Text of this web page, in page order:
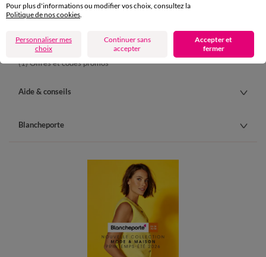
Retours gratuits en Point Relais®
Carte 4 Etoiles
(1) Offres et codes promos
Aide & conseils
Blancheporte
Pour plus d'informations ou modifier vos choix, consultez la
Politique de nos cookies
Personnaliser mes
choix
Continuer sans
accepter
Accepter et
fermer